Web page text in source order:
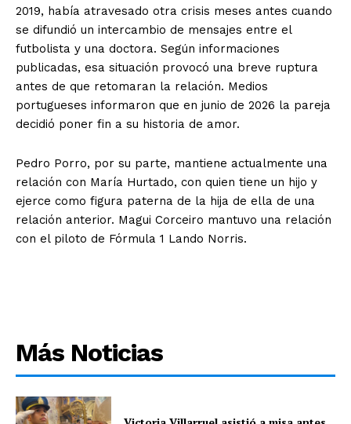
2019, había atravesado otra crisis meses antes cuando
se difundió un intercambio de mensajes entre el
futbolista y una doctora. Según informaciones
publicadas, esa situación provocó una breve ruptura
antes de que retomaran la relación. Medios
portugueses informaron que en junio de 2026 la pareja
decidió poner fin a su historia de amor.
Pedro Porro, por su parte, mantiene actualmente una
relación con María Hurtado, con quien tiene un hijo y
ejerce como figura paterna de la hija de ella de una
relación anterior. Magui Corceiro mantuvo una relación
con el piloto de Fórmula 1 Lando Norris.
Más Noticias